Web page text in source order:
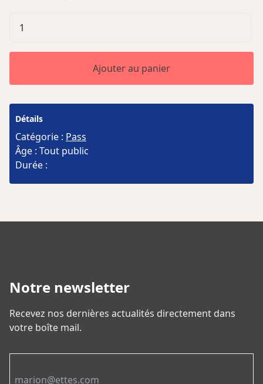
Ajouter au panier
Détails
Catégorie : Pass
Âge : Tout public
Durée :
Notre newsletter
Recevez nos dernières actualités directement dans
votre boîte mail.